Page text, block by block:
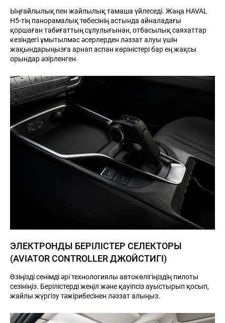
8 (776)
113-13-00
Irtysh
Motors
Ыңғайлылық пен жайлылық тамаша үйлеседі. Жаңа HAVAL
H5-тің панорамалық төбесінің астында айналадағы
қоршаған табиғаттың сұлулығынан, отбасылық саяхаттар
кезіндегі ұмытылмас әсерлерден ләззат алуы үшін
жақындарыңызға арнап аспан көріністері бар ең жақсы
орындар әзірленген.
ЭЛЕКТРОНДЫ БЕРІЛІСТЕР СЕЛЕКТОРЫ
(AVIATOR CONTROLLER ДЖОЙСТИГІ)
Өзіңізді сенімді әрі технологиялы автокөлігіңіздің пилоты
сезініңіз. Берілістерді жеңіл және қауіпсіз ауыстырып қосып,
жайлы жүргізу тәжірибесінен ләззат алыңыз.